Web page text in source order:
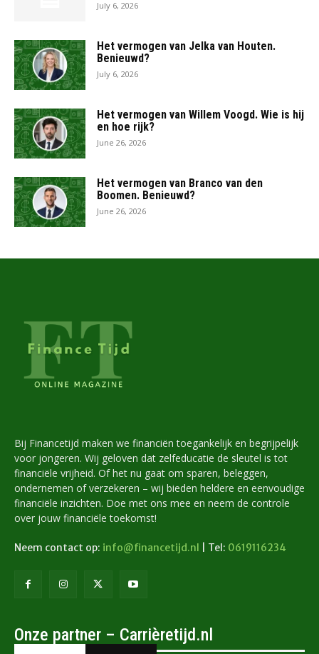
July 6, 2026
Het vermogen van Jelka van Houten.
Benieuwd?
July 6, 2026
Het vermogen van Willem Voogd. Wie is hij
en hoe rijk?
June 26, 2026
Het vermogen van Branco van den
Boomen. Benieuwd?
June 26, 2026
Bij Financetijd maken we financiën toegankelijk en begrijpelijk
voor jongeren. Wij geloven dat zelfeducatie de sleutel is tot
financiële vrijheid. Of het nu gaat om sparen, beleggen,
ondernemen of verzekeren – wij bieden heldere en eenvoudige
financiële inzichten. Doe met ons mee en neem de controle
over jouw financiële toekomst!
Neem contact op: info@financetijd.nl | Tel: 0619116234
Onze partner – Carrièretijd.nl